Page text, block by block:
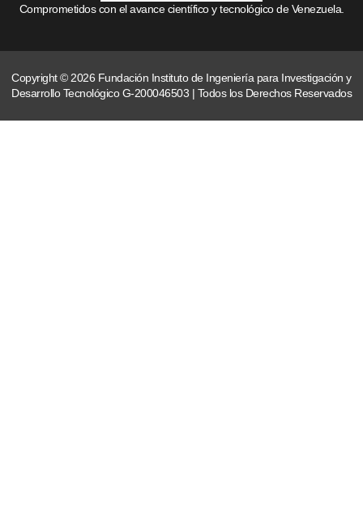
Comprometidos con el avance científico y tecnológico de Venezuela.
Copyright © 2026 Fundación Instituto de Ingeniería para Investigación y
Desarrollo Tecnológico G-200046503 | Todos los Derechos Reservados